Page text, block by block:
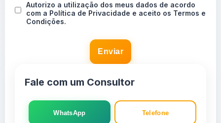
Autorizo a utilização dos meus dados de acordo
com a Política de Privacidade e aceito os Termos e
Condições.
Enviar
Fale com um Consultor
WhatsApp Telefone